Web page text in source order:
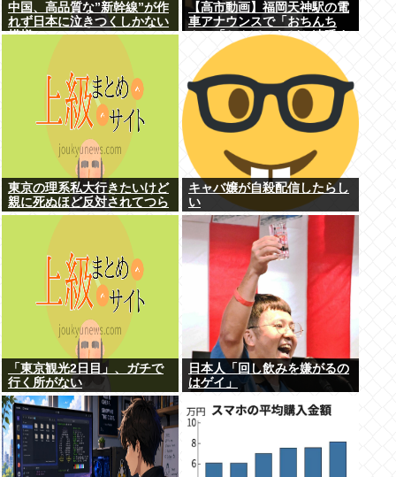
中国、高品質な”新幹線”が作
れず日本に泣きつくしかない
模様www
【高市動画】福岡天神駅の電
車アナウンスで「おちんち
ん」「ちんぽ」などと連呼す
る不審な音声が大音量で流れ
る 犯人は不明
東京の理系私大行きたいけど
親に死ぬほど反対されてつら
い
キャバ嬢が自殺配信したらし
い
「東京観光2日目」、ガチで
行く所がない
日本人「回し飲みを嫌がるの
はゲイ」